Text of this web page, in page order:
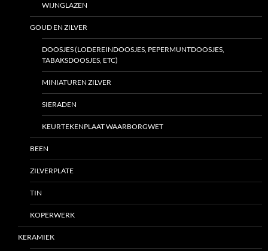
WIJNGLAZEN
GOUD EN ZILVER
DOOSJES (LODEREINDOOSJES, PEPERMUNTDOOSJES,
TABAKSDOOSJES, ETC)
MINIATUREN ZILVER
SIERADEN
KEURTEKENPLAAT WAARBORGWET
BEEN
ZILVERPLATE
TIN
KOPERWERK
KERAMIEK